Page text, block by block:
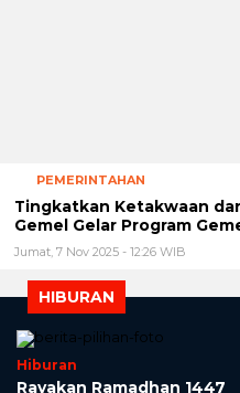
PEMERINTAHAN
Tingkatkan Ketakwaan
Gemel Gelar Program
Jumat, 7 Nov 2025 - 12:26 WIB
HIBURAN
Hiburan
Rayakan Ramadhan 1447